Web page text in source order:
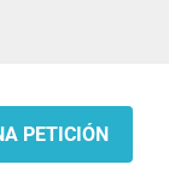
PETICIÓN